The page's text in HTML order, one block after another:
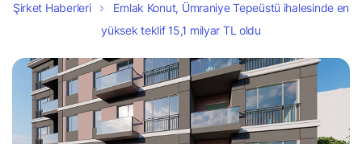
Şirket Haberleri
Emlak Konut, Ümraniye Tepeüstü ihalesinde en
yüksek teklif 15,1 milyar TL oldu